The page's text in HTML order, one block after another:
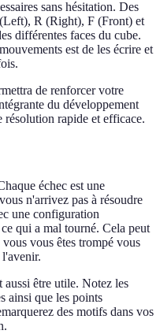
sans hésitation. Des
R (Right), F (Front) et
différentes faces du cube.
est de les écrire et
de renforcer votre
du développement
résolution rapide et efficace.
échec est une
n'arrivez pas à résoudre
une configuration
qui a mal tourné. Cela peut
vous êtes trompé vous
l'avenir.
être utile. Notez les
ainsi que les points
des motifs dans vos